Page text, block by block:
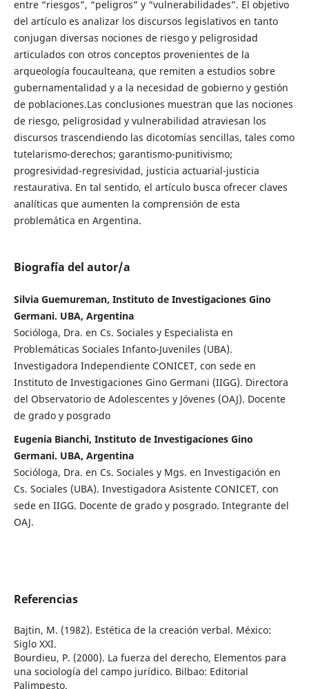
entre “riesgos”, “peligros” y “vulnerabilidades”. El objetivo
del artículo es analizar los discursos legislativos en tanto
conjugan diversas nociones de riesgo y peligrosidad
articulados con otros conceptos provenientes de la
arqueología foucaulteana, que remiten a estudios sobre
gubernamentalidad y a la necesidad de gobierno y gestión
de poblaciones.Las conclusiones muestran que las nociones
de riesgo, peligrosidad y vulnerabilidad atraviesan los
discursos trascendiendo las dicotomías sencillas, tales como
tutelarismo-derechos; garantismo-punitivismo;
progresividad-regresividad, justicia actuarial-justicia
restaurativa. En tal sentido, el artículo busca ofrecer claves
analíticas que aumenten la comprensión de esta
problemática en Argentina.
Biografía del autor/a
Silvia Guemureman, Instituto de Investigaciones Gino
Germani. UBA, Argentina
Socióloga, Dra. en Cs. Sociales y Especialista en
Problemáticas Sociales Infanto-Juveniles (UBA).
Investigadora Independiente CONICET, con sede en
Instituto de Investigaciones Gino Germani (IIGG). Directora
del Observatorio de Adolescentes y Jóvenes (OAJ). Docente
de grado y posgrado
Eugenia Bianchi, Instituto de Investigaciones Gino
Germani. UBA, Argentina
Socióloga, Dra. en Cs. Sociales y Mgs. en Investigación en
Cs. Sociales (UBA). Investigadora Asistente CONICET, con
sede en IIGG. Docente de grado y posgrado. Integrante del
OAJ.
Referencias
Bajtin, M. (1982). Estética de la creación verbal. México:
Siglo XXI.
Bourdieu, P. (2000). La fuerza del derecho, Elementos para
una sociología del campo jurídico. Bilbao: Editorial
Palimpesto.